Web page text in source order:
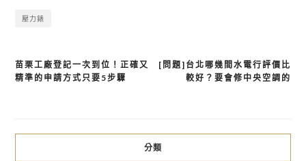
壓力錶​​​​​​​
文
覽
[問題]台北哪幾間水電行評價比
較好？要會修中央空調的
苗栗工廠登記一次到位！正確又
精準的申請方式只要5步驟
分類